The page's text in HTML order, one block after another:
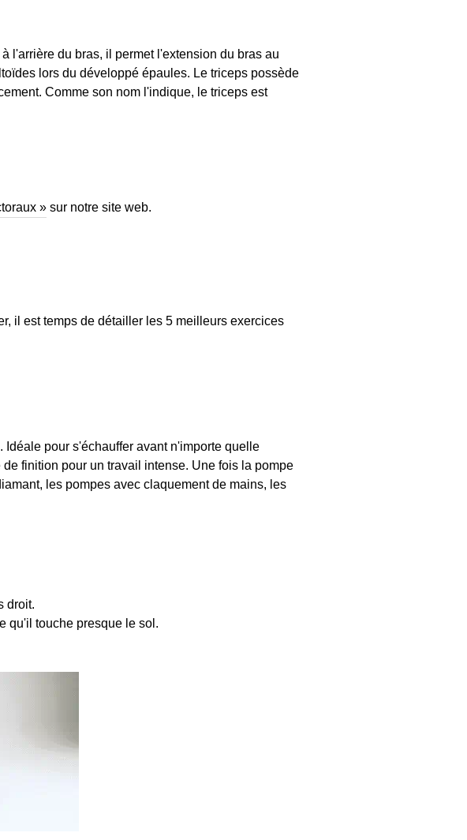
l'arrière du bras, il permet l'extension du bras au
lors du développé épaules. Le triceps possède
Comme son nom l'indique, le triceps est
» sur notre site web.
il est temps de détailler les 5 meilleurs exercices
pour s'échauffer avant n'importe quelle
finition pour un travail intense. Une fois la pompe
les pompes avec claquement de mains, les
droit.
qu'il touche presque le sol.